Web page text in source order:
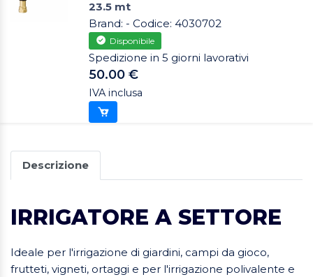
23.5 mt
Brand: - Codice: 4030702
Disponibile
Spedizione in 5 giorni lavorativi
50.00 €
IVA inclusa
Descrizione
IRRIGATORE A SETTORE
Ideale per l'irrigazione di giardini, campi da gioco,
frutteti, vigneti, ortaggi e per l'irrigazione polivalente e